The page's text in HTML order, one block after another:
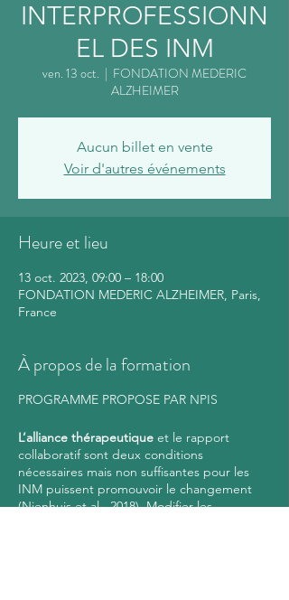
INTERPROFESSIONN
EL DES INM
ven. 13 oct.
  |
FONDATION MEDERIC
ALZHEIMER
Aucun billet en vente
Voir d'autres événements
Heure et lieu
13 oct. 2023, 09:00 – 18:00
FONDATION MEDERIC ALZHEIMER, Paris,
France
À propos de la formation
PROGRAMME PROPOSE PAR NPIS
L’alliance thérapeutique et le rapport
collaboratif sont deux conditions
nécessaires mais non suffisantes pour les
INM puissent promouvoir le changement
(Nienhuis et al., 2018). Modifier les